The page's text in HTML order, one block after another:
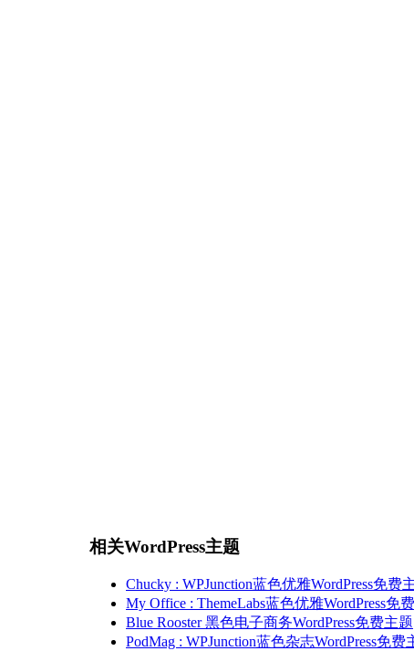
相关WordPress主题
Chucky : WPJunction蓝色优雅WordPress免费
My Office : ThemeLabs蓝色优雅WordPress免
Blue Rooster 黑色电子商务WordPress免费主题
PodMag : WPJunction蓝色杂志WordPress免费